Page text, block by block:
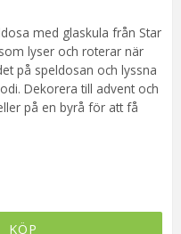
med glaskula från Star
lyser och roterar när
på speldosan och lyssna
Dekorera till advent och
på en byrå för att få
KÖP